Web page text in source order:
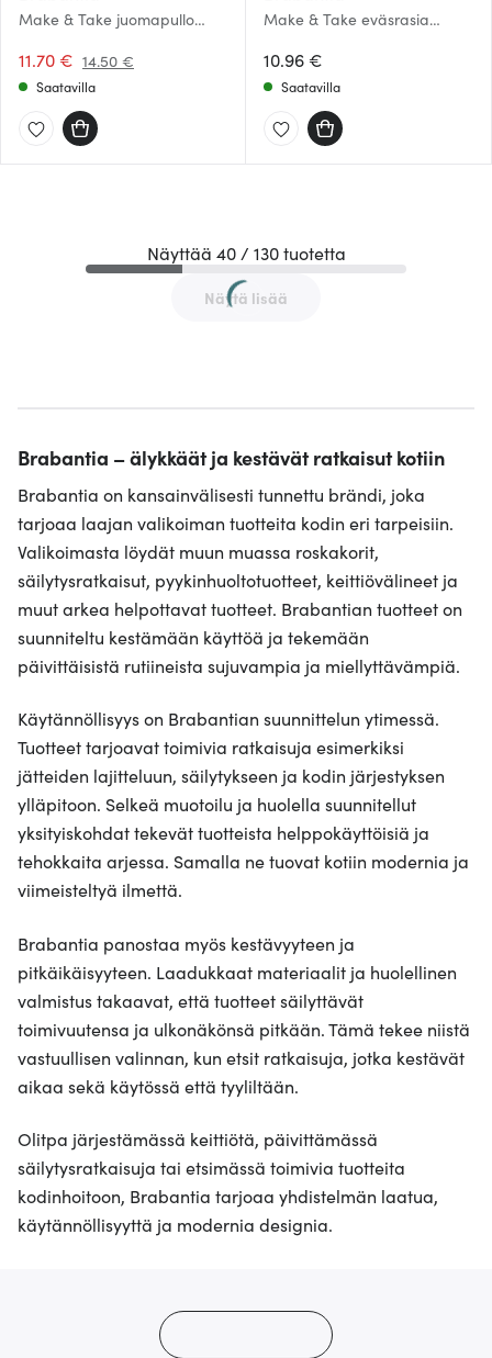
Make & Take juomapullo
11.70 € 14.50 €
Saatavilla
Make & Take eväsrasia
tummanharmaa
10.96 €
Saatavilla
Näyttää 40 / 130 tuotetta
Näytä lisää
Brabantia – älykkäät ja kestävät ratkaisut kotiin
Brabantia on kansainvälisesti tunnettu brändi, joka
tarjoaa laajan valikoiman tuotteita kodin eri tarpeisiin.
Valikoimasta löydät muun muassa roskakorit,
säilytysratkaisut, pyykinhuoltotuotteet, keittiövälineet ja
muut arkea helpottavat tuotteet. Brabantian tuotteet on
suunniteltu kestämään käyttöä ja tekemään
päivittäisistä rutiineista sujuvampia ja miellyttävämpiä.
Käytännöllisyys on Brabantian suunnittelun ytimessä.
Tuotteet tarjoavat toimivia ratkaisuja esimerkiksi
jätteiden lajitteluun, säilytykseen ja kodin järjestyksen
ylläpitoon. Selkeä muotoilu ja huolella suunnitellut
yksityiskohdat tekevät tuotteista helppokäyttöisiä ja
tehokkaita arjessa. Samalla ne tuovat kotiin modernia ja
viimeisteltyä ilmettä.
Brabantia panostaa myös kestävyyteen ja
pitkäikäisyyteen. Laadukkaat materiaalit ja huolellinen
valmistus takaavat, että tuotteet säilyttävät
toimivuutensa ja ulkonäkönsä pitkään. Tämä tekee niistä
vastuullisen valinnan, kun etsit ratkaisuja, jotka kestävät
aikaa sekä käytössä että tyyliltään.
Olitpa järjestämässä keittiötä, päivittämässä
säilytysratkaisuja tai etsimässä toimivia tuotteita
kodinhoitoon, Brabantia tarjoaa yhdistelmän laatua,
käytännöllisyyttä ja modernia designia.